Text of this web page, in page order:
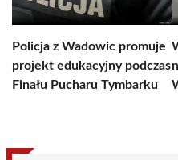
Policja z Wadowic promuje
projekt edukacyjny podczas
Finału Pucharu Tymbarku